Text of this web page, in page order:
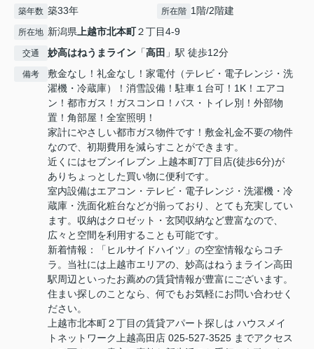
築年数 築33年 所在階 1階/2階建
所在地 新潟県上越市北本町２丁目4-9
交通 妙高はねうまライン 「高田 」駅 徒歩12分
備考
敷金なし！礼金なし！家電付（テレビ・電子レンジ・洗
濯機・冷蔵庫）！消雪設備！駐車１台可！1K！エアコ
ン！都市ガス！ガスコンロ！バス・トイレ別！外部物
置！角部屋！全室照明！
家計にやさしい都市ガス物件です！敷金礼金不要の物件
なので、初期費用を減らすことができます。
近くにはセブンイレブン 上越本町7丁目店(徒歩6分)が
ありちょっとした買い物に便利です。
室内設備はエアコン・テレビ・電子レンジ・洗濯機・冷
蔵庫・洗面化粧台などが揃っており、とても充実してい
ます。収納はクロゼット・玄関収納など豊富なので、
広々と空間を利用することも可能です。
新着情報：「ヒルサイドハイツ」の空室情報ならコチ
ラ。当社には上越市エリアの、妙高はねうまライン高田
駅周辺といったお薦めの賃貸情報が豊富にございます。
住まい探しのことなら、何でもお気軽にお問い合わせく
ださい。
上越市北本町２丁目の賃貸アパート探しは ハウスメイ
トネットワーク上越高田店 025-527-3525 までアクセス